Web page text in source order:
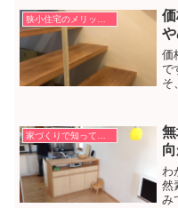
価
で
そ
家づくりで知っておきたいこと
わ
然
み